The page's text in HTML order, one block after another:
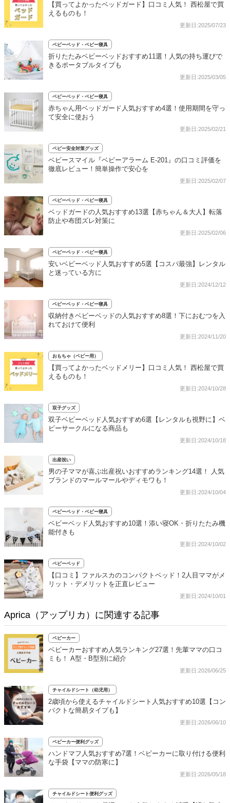
【買ってよかったベッドガード】口コミ人気！ 西松屋で買
えるものも！
更新日:2025/07/23
ベビーベッド・ベビー寝具
折りたたみベビーベッドおすすめ11選！人気の持ち運びで
きるポータブルタイプも
更新日:2025/03/05
ベビーベッド・ベビー寝具
赤ちゃん用ベッドガード人気おすすめ4選！使用期間を守っ
て安全に使おう
更新日:2025/02/21
ベビー安全対策グッズ
ベビースマイル『ベビーアラーム E-201』の口コミ評価を
徹底レビュー！簡単操作で安心を
更新日:2025/02/07
ベビーベッド・ベビー寝具
ベッドガードの人気おすすめ13選【赤ちゃん＆大人】転落
防止や布団ズレ対策に
更新日:2025/02/06
ベビーベッド・ベビー寝具
安いベビーベッド人気おすすめ5選【コスパ最強】レンタル
と迷っている方に
更新日:2024/12/12
ベビーベッド・ベビー寝具
収納付きベビーベッドの人気おすすめ8選！下におむつを入
れておけて便利
更新日:2024/11/20
おもちゃ（ベビー用）
【買ってよかったベッドメリー】口コミ人気！ 西松屋で買
えるものも！
更新日:2024/10/28
双子グッズ
双子ベビーベッド人気おすすめ6選【レンタルも視野に】ベ
ビーサークルになる商品も
更新日:2024/10/18
出産祝い
男の子ママが喜ぶ出産祝いおすすめランキング14選！ 人気
ブランドのマールマールやディモワも！
更新日:2024/10/04
ベビーベッド・ベビー寝具
ベビーベッド人気おすすめ10選！添い寝OK・折りたたみ機
能付きも
更新日:2024/10/02
ベビーベッド
【口コミ】ファルスカのコンパクトベッド！2人目ママがメ
リット・デメリットを正直レビュー
更新日:2024/10/01
Aprica（アップリカ）に関連する記事
ベビーカー
ベビーカーおすすめ人気ランキング27選！先輩ママの口コ
ミも！ A型・B型別に紹介
更新日:2026/06/25
チャイルドシート（幼児用）
2歳頃から使えるチャイルドシート人気おすすめ10選【コン
パクトな簡易タイプも】
更新日:2026/06/10
ベビーカー便利グッズ
ハンドマフ人気おすすめ7選！ベビーカーに取り付ける便利
な手袋【ママの防寒に】
更新日:2026/05/18
チャイルドシート便利グッズ